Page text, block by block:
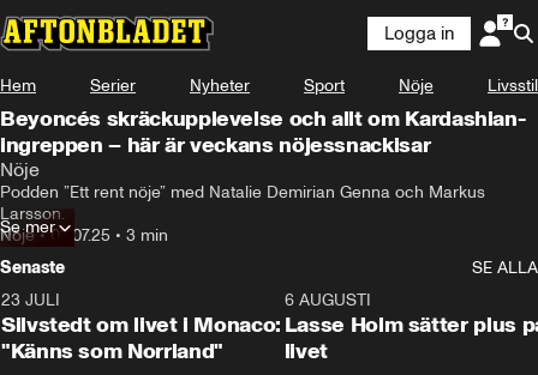
Logga in
Hem Serier Nyheter Sport Nöje Livsstil
Beyoncés skräckupplevelse och allt om Kardashian-
ingreppen – här är veckans nöjessnackisar
Nöje
Podden ”Ett rent nöje” med Natalie Demirian Genna och Markus
Larsson.
Nöje•02.07.25 • 3 min
Se mer
Senaste
SE ALLA
23 JULI
Silvstedt om livet i Monaco:
"Känns som Norrland"
6 AUGUSTI
Lasse Holm sätter plus
livet